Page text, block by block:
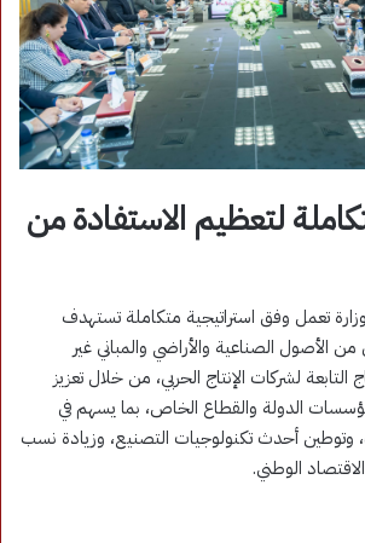
لتعظيم الاستفادة من
تعمل وفق استراتيجية متكاملة تستهدف
الأصول الصناعية والأراضي والمباني غير
لشركات الإنتاج الحربي، من خلال تعزيز
الدولة والقطاع الخاص، بما يسهم في
وتوطين أحدث تكنولوجيات التصنيع، وزيادة نسب
الوطني.